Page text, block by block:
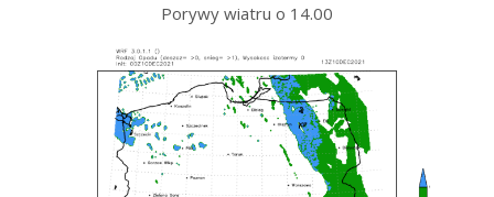
Porywy wiatru o 14.00